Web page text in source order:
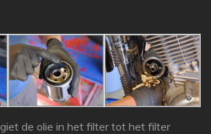
de olie in het filter tot het filter